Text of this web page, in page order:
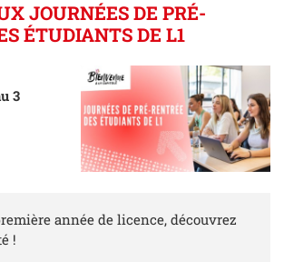
JOURNÉES DE PRÉ-
ÉTUDIANTS DE L1
3
année de licence, découvrez
!